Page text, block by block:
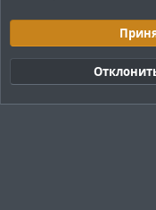
Cookies Тёмная
Обратная связь
Политика